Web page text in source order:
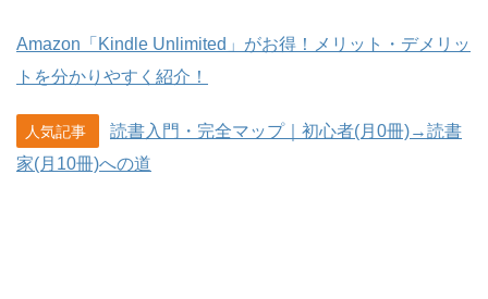
Amazon「Kindle Unlimited」がお得！メリット・デメリッ
トを分かりやすく紹介！
人気記事
読書入門・完全マップ｜初心者(月0冊)→読書
家(月10冊)への道